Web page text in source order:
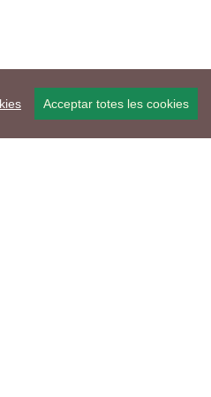
Acceptar totes les cookies